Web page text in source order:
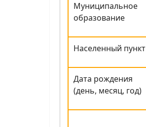
Муниципальное
образование
Населенный пункт
Дата рождения
(день, месяц, год)